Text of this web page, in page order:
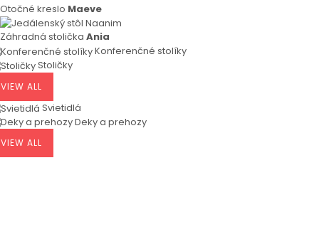
Otočné kreslo Maeve
Záhradná stolička Ania
Konferenčné stolíky
Stoličky
VIEW ALL
Svietidlá
Deky a prehozy
VIEW ALL